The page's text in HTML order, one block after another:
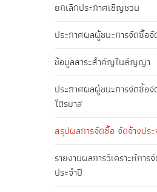
ยกเลิกประกาศเชิญชวน
ประกาศผลผู้ชนะการจัดซื้อจั
ข้อมูลสาระสำคัญในสัญญา
ประกาศผลผู้ชนะการจัดซื้อจั
ไตรมาส
สรุปผลการจัดซื้อ จัดจ้างปร
รายงานผลการวิเคราะห์การ
ประจำปี